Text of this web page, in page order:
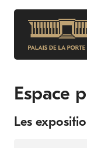
Aller
contenu
principal
Espace
Les